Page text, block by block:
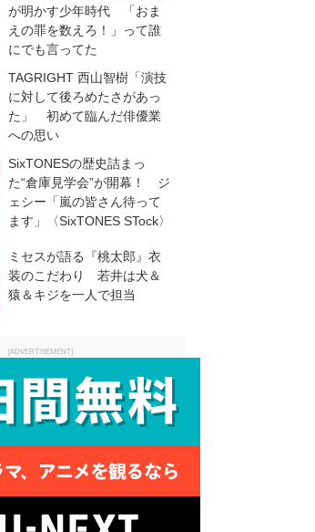
が明かす少年時代 「おま
えの罪を数えろ！」って誰
にでも言ってた
TAGRIGHT 西山智樹「演技
に対して後ろめたさがあっ
た」 初めて臨んだ俳優業
への思い
SixTONESの歴史詰まっ
た“倉庫見学会”が開幕！ ジ
ェシー「嵐の皆さん待って
ます」〈SixTONES STock〉
ミセスが語る『桃太郎』衣
装のこだわり 若井は犬＆
猿＆キジを一人で担当
[ADVERTISEMENT]